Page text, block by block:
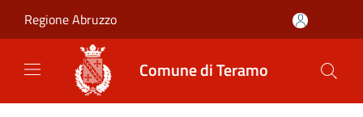
Regione Abruzzo
Comune di Teramo